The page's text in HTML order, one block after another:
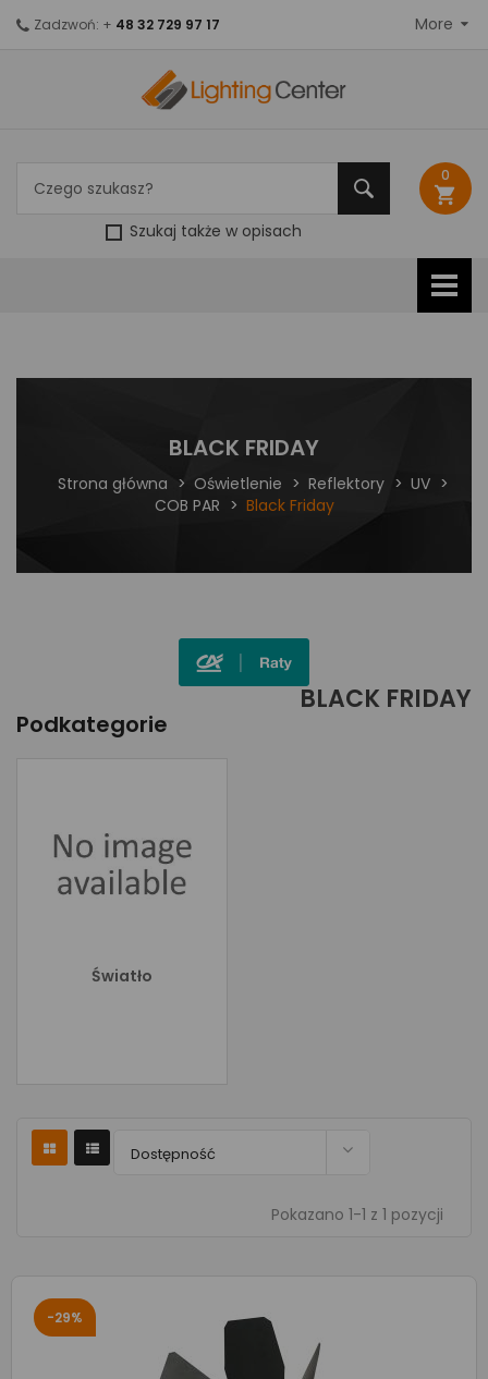
Szukaj także w opisach
0
shopping_cart
Zadzwoń: + 48 32 729 97 17 More
BLACK FRIDAY
Strona główna Oświetlenie Reflektory
UV
COB PAR
Black Friday
BLACK FRIDAY
Podkategorie
Światło
Dostępność 
Pokazano 1-1 z 1 pozycji
-29%